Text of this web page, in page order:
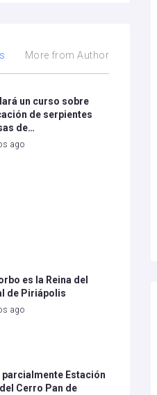
More from Author
un curso sobre
de serpientes
de…
ago
es la Reina del
de Piriápolis
ago
parcialmente Estación
Cerro Pan de